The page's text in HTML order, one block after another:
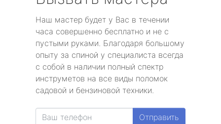
Наш мастер будет у Вас в течении
часа совершенно бесплатно и не с
пустыми руками. Благодаря большому
опыту за спиной у специалиста всегда
с собой в наличии полный спектр
инструметов на все виды поломок
садовой и бензиновой техники.
Отправить